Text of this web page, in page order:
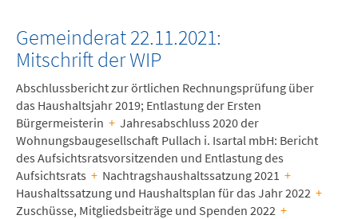
Gemeinderat 22.11.2021:
Mitschrift der WIP
Abschlussbericht zur örtlichen Rechnungsprüfung über
das Haushaltsjahr 2019; Entlastung der Ersten
Bürgermeisterin + Jahresabschluss 2020 der
Wohnungsbaugesellschaft Pullach i. Isartal mbH: Bericht
des Aufsichtsratsvorsitzenden und Entlastung des
Aufsichtsrats + Nachtragshaushaltssatzung 2021 +
Haushaltssatzung und Haushaltsplan für das Jahr 2022 +
Zuschüsse, Mitgliedsbeiträge und Spenden 2022 +